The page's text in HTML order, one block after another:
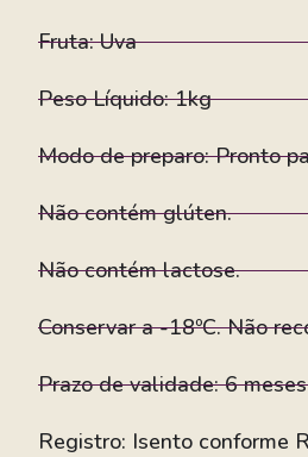
Fruta: Uva
Peso Líquido: 1kg
Modo de preparo: Pronto
Não contém glúten.
Não contém lactose.
Conservar a -18ºC. Não
Prazo de validade: 6
Registro: Isento conforme